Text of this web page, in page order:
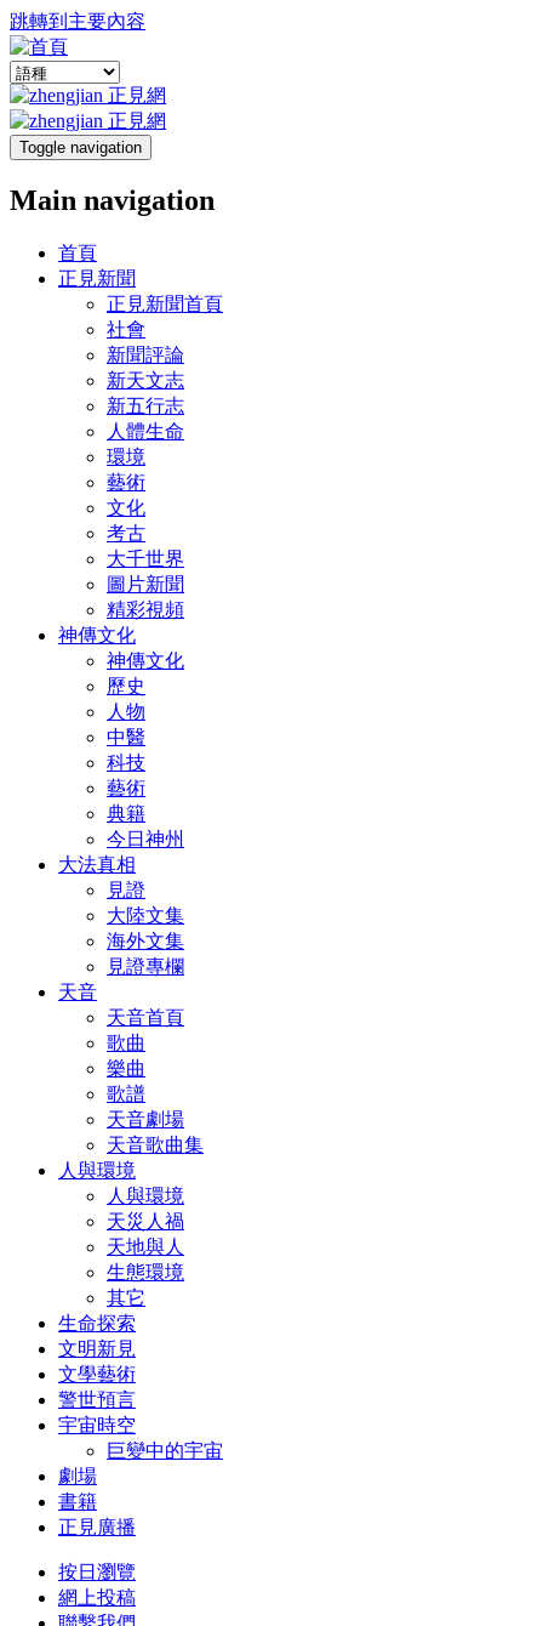
跳轉到主要內容
Toggle navigation
Main navigation
首頁
正見新聞
正見新聞首頁
社會
新聞評論
新天文志
新五行志
人體生命
環境
藝術
文化
考古
大千世界
圖片新聞
精彩視頻
神傳文化
神傳文化
歷史
人物
中醫
科技
藝術
典籍
今日神州
大法真相
見證
大陸文集
海外文集
見證專欄
天音
天音首頁
歌曲
樂曲
歌譜
天音劇場
天音歌曲集
人與環境
人與環境
天災人禍
天地與人
生態環境
其它
生命探索
文明新見
文學藝術
警世預言
宇宙時空
巨變中的宇宙
劇場
書籍
正見廣播
按日瀏覽
網上投稿